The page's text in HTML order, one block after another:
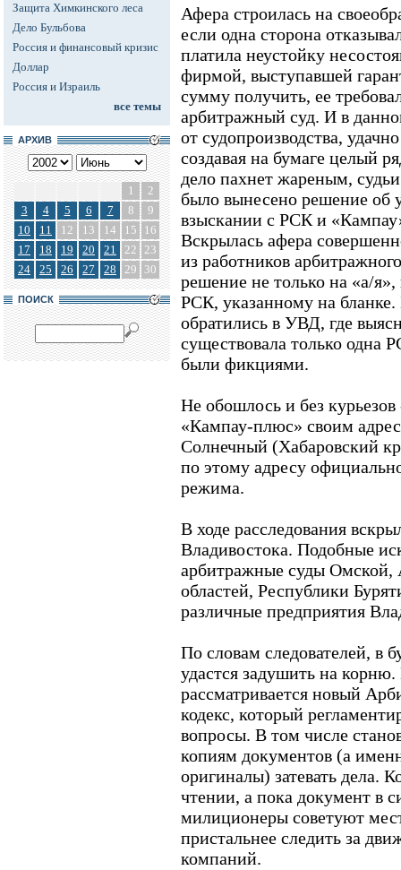
Защита Химкинского леса
Дело Бульбова
Россия и финансовый кризис
Доллар
Россия и Израиль
все темы
АРХИВ
1
2
3
4 5 6 7 8
9
10
11 12 13 14 15
16
17
18 19 20 21 22 23
24
25 26 27 28 29 30
ПОИСК
Афера строилась на
если одна сторона
платила неустойку
фирмой, выступавшей
сумму получить, ее
арбитражный суд. И в
от судопроизводства,
создавая на бумаге целый
дело пахнет жареным,
было вынесено решение об
взыскании с РСК и
Вскрылась афера
из работников
решение не только на «а/
РСК, указанному на
обратились в УВД, где
существовала только одна
были фикциями.
Не обошлось и без
«Кампау-плюс» своим
Солнечный (Хабаровский
по этому адресу
режима.
В ходе расследования
Владивостока. Подобные
арбитражные суды Омской,
областей, Республики
различные предприятия
По словам следователей, в
удастся задушить на
рассматривается новый
кодекс, который
вопросы. В том числе
копиям документов (а
оригиналы) затевать дела.
чтении, а пока документ в
милиционеры советуют
пристальнее следить за
компаний.